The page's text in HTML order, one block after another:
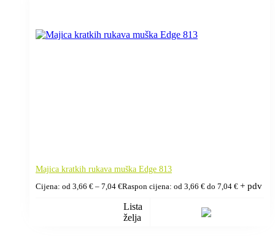
Majica kratkih rukava muška Edge 813
Cijena: od 3,66 € – 7,04 €Raspon cijena: od 3,66 € do 7,04 € + pdv
Lista
želja